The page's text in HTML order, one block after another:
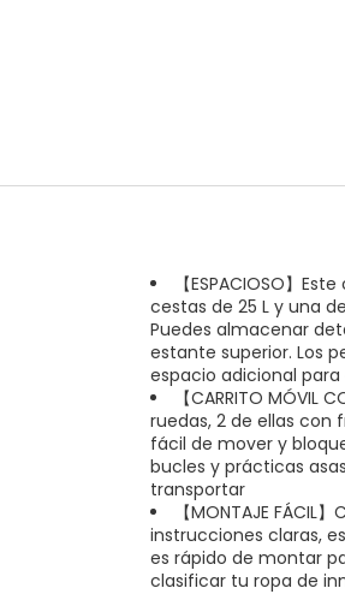
【ESPACIOSO】
cestas de 25 L y una
Puedes almacenar
estante superior. Los
espacio adicional
【CARRITO MÓVIL
ruedas, 2 de ellas con
fácil de mover y
bucles y prácticas
transportar
【MONTAJE FÁCIL
instrucciones claras,
es rápido de montar
clasificar tu ropa de